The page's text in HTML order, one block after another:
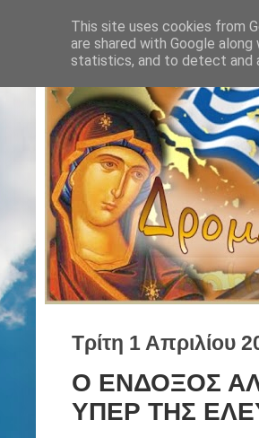
Τρίτη 1 Απριλίου
Ο ΕΝΔΟΞΟΣ
ΥΠΕΡ ΤΗΣ
This site uses cookies from
are shared with Google
statistics, and to detect and